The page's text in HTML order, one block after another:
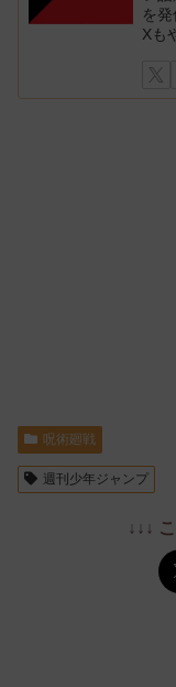
を
Xも
呪術廻戦
週刊少年ジャンプ
↓↓↓